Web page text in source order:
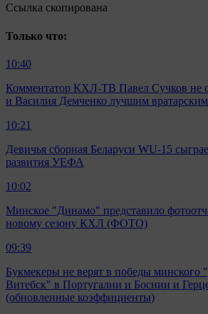
Ccылка скопирована
Только что:
10:40
Комментатор КХЛ-ТВ Павел Сучков не
и Василия Демченко лучшим
10:21
Девичья сборная Беларуси WU-15
развития УЕФА
10:02
Минское "Динамо" представило
новому сезону КХЛ (ФОТО)
09:39
Букмекеры не верят в победы
Витебск" в Португалии и Боснии и
(обновленные коэффициенты)